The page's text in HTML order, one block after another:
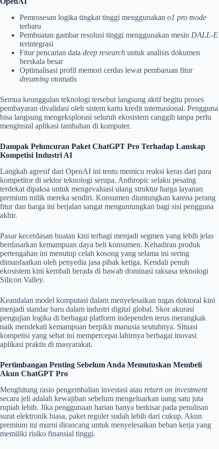
Pemrosesan logika tingkat tinggi menggunakan o1 pro mode
terbaru
Pembuatan gambar resolusi tinggi menggunakan mesin DALL-E
terintegrasi
Fitur pencarian data deep research untuk analisis dokumen
berskala besar
Optimalisasi profil memori cerdas lewat pembaruan fitur
dreaming otomatis
Semua keunggulan teknologi tersebut langsung aktif begitu proses
pembayaran divalidasi oleh sistem kartu kredit internasional. Pengguna
bisa langsung mengeksplorasi seluruh ekosistem canggih tanpa perlu
menginstal aplikasi tambahan di komputer.
Dampak Peluncuran Paket ChatGPT Pro Terhadap Lanskap
Kompetisi Industri AI
Langkah agresif dari OpenAI ini tentu memicu reaksi keras dari para
kompetitor di sektor teknologi serupa. Anthropic selaku pesaing
terdekat dipaksa untuk mengevaluasi ulang struktur harga layanan
premium milik mereka sendiri. Konsumen diuntungkan karena perang
fitur dan harga ini berjalan sangat menguntungkan bagi sisi pengguna
akhir.
Pasar kecerdasan buatan kini terbagi menjadi segmen yang lebih jelas
berdasarkan kemampuan daya beli konsumen. Kehadiran produk
pertengahan ini menutup celah kosong yang selama ini sering
dimanfaatkan oleh penyedia jasa pihak ketiga. Kendali penuh
ekosistem kini kembali berada di bawah dominasi raksasa teknologi
Silicon Valley.
Keandalan model komputasi dalam menyelesaikan tugas doktoral kini
menjadi standar baru dalam industri digital global. Skor akurasi
pengujian logika di berbagai platform independen terus merangkak
naik mendekati kemampuan berpikir manusia seutuhnya. Situasi
kompetisi yang sehat ini mempercepat lahirnya berbagai inovasi
aplikasi praktis di masyarakat.
Pertimbangan Penting Sebelum Anda Memutuskan Membeli
Akun ChatGPT Pro
Menghitung rasio pengembalian investasi atau return on investment
secara jeli adalah kewajiban sebelum mengeluarkan uang satu juta
rupiah lebih. Jika penggunaan harian hanya berkisar pada penulisan
surat elektronik biasa, paket reguler sudah lebih dari cukup. Akun
premium ini murni dirancang untuk menyelesaikan beban kerja yang
memiliki risiko finansial tinggi.